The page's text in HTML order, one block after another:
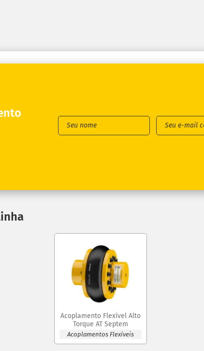
Acoplamento Flexível Alto
Torque AT Septem
Acoplamentos Flexíveis